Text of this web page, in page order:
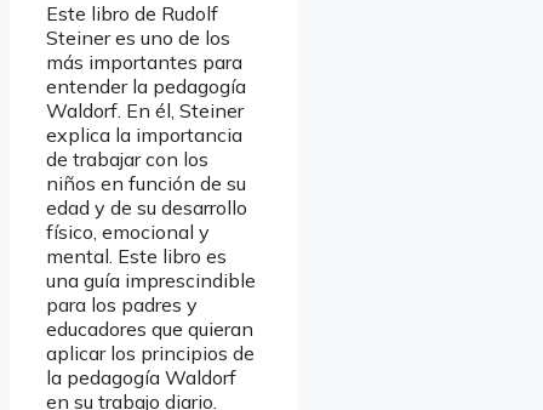
Este libro de Rudolf
Steiner es uno de los
más importantes para
entender la pedagogía
Waldorf. En él, Steiner
explica la importancia
de trabajar con los
niños en función de su
edad y de su desarrollo
físico, emocional y
mental. Este libro es
una guía imprescindible
para los padres y
educadores que quieran
aplicar los principios de
la pedagogía Waldorf
en su trabajo diario.